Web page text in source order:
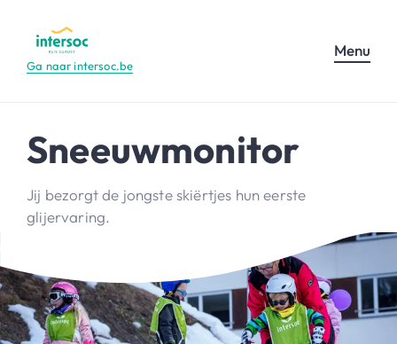
Ga naar intersoc.be
Menu
Sneeuwmonitor
Jij bezorgt de jongste skiërtjes hun eerste
glijervaring.